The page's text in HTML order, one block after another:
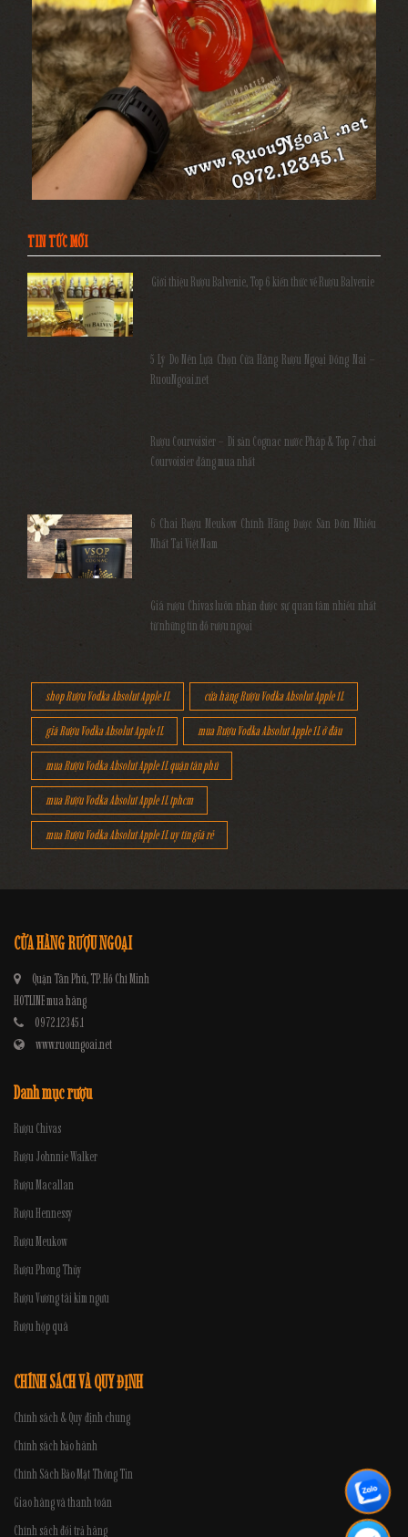
TIN TỨC MỚI
Giới thiệu Rượu Balvenie, Top 6 kiến thức về Rượu Balvenie
5 Lý Do Nên Lựa Chọn Cửa Hàng Rượu Ngoại Đồng Nai –
RuouNgoai.net
Rượu Courvoisier – Di sản Cognac nước Pháp & Top 7 chai
Courvoisier đáng mua nhất
6 Chai Rượu Meukow Chính Hãng Được Săn Đón Nhiều
Nhất Tại Việt Nam
Giá rượu Chivas luôn nhận được sự quan tâm nhiều nhất
từ những tín đồ rượu ngoại
shop Rượu Vodka Absolut Apple 1L cửa hàng Rượu Vodka Absolut Apple 1L
giá Rượu Vodka Absolut Apple 1L mua Rượu Vodka Absolut Apple 1L ở đâu
mua Rượu Vodka Absolut Apple 1L quận tân phú
mua Rượu Vodka Absolut Apple 1L tphcm
mua Rượu Vodka Absolut Apple 1L uy tín giá rẻ
CỬA HÀNG RƯỢU NGOẠI
Quận Tân Phú, TP. Hồ Chí Minh
HOTLINE mua hàng
0972.12345.1
www.ruoungoai.net
Danh mục rượu
Rượu Chivas
Rượu Johnnie Walker
Rượu Macallan
Rượu Hennessy
Rượu Meukow
Rượu Phong Thủy
Rượu Vương tài kim ngưu
Rượu hộp quà
CHÍNH SÁCH VÀ QUY ĐỊNH
Chính sách & Quy định chung
Chính sách bảo hành
Chính Sách Bảo Mật Thông Tin
Giao hàng và thanh toán
Chính sách đổi trả hàng